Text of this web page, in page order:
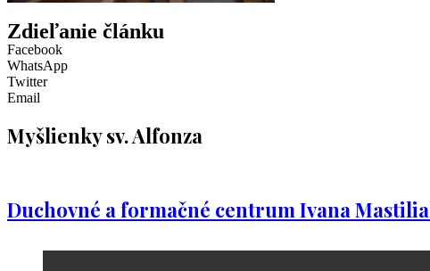
Zdieľanie článku
Facebook
WhatsApp
Twitter
Email
Myšlienky sv. Alfonza
Duchovné a formačné centrum Ivana